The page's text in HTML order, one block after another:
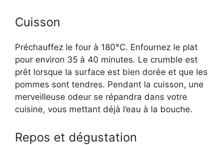
Cuisson
Préchauffez le four à 180°C. Enfournez le plat
pour environ 35 à 40 minutes. Le crumble est
prêt lorsque la surface est bien dorée et que les
pommes sont tendres. Pendant la cuisson, une
merveilleuse odeur se répandra dans votre
cuisine, vous mettant déjà l’eau à la bouche.
Repos et dégustation